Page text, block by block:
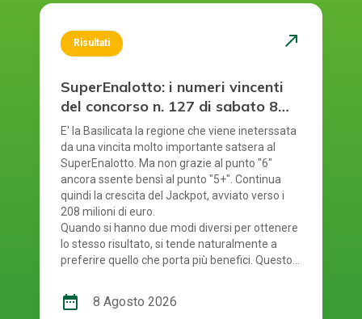
Risultati north_east
SuperEnalotto: i numeri vincenti
del concorso n. 127 di sabato 8
agosto 2026
E' la Basilicata la regione che viene ineterssata
da una vincita molto importante satsera al
SuperEnalotto. Ma non grazie al punto "6"
ancora ssente bensì al punto "5+". Continua
quindi la crescita del Jackpot, avviato verso i
208 milioni di euro.
Quando si hanno due modi diversi per ottenere
lo stesso risultato, si tende naturalmente a
preferire quello che porta più benefici. Questo
gioca al SuperEnalotto. Infatti, per giocare al
SuperEnalotto si può scegliere tra due opzioni:
date_range 8 Agosto 2026